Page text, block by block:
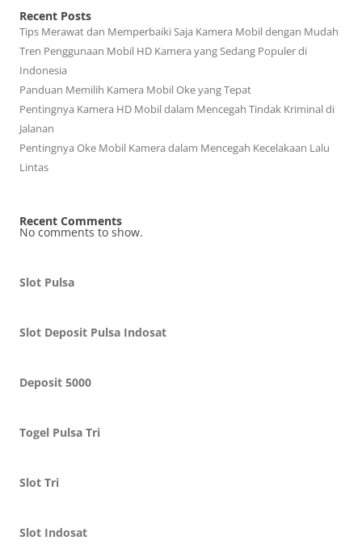
Recent Posts
Tips Merawat dan Memperbaiki Saja Kamera Mobil dengan Mudah
Tren Penggunaan Mobil HD Kamera yang Sedang Populer di
Indonesia
Panduan Memilih Kamera Mobil Oke yang Tepat
Pentingnya Kamera HD Mobil dalam Mencegah Tindak Kriminal di
Jalanan
Pentingnya Oke Mobil Kamera dalam Mencegah Kecelakaan Lalu
Lintas
Recent Comments
No comments to show.
Slot Pulsa
Slot Deposit Pulsa Indosat
Deposit 5000
Togel Pulsa Tri
Slot Tri
Slot Indosat